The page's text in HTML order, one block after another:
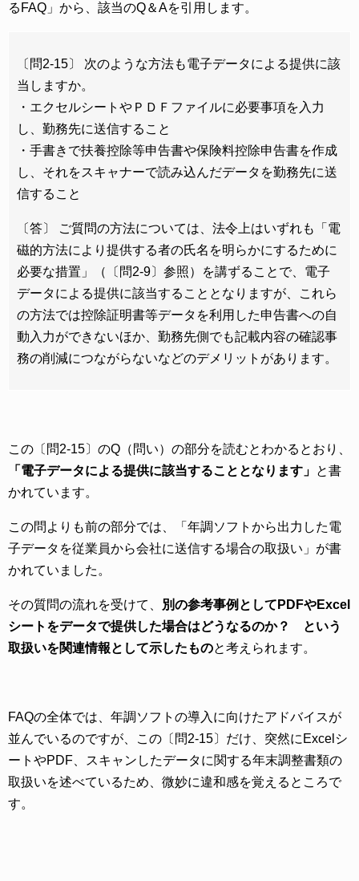
るFAQ」から、該当のQ＆Aを引用します。
〔問2-15〕 次のような方法も電子データによる提供に該
当しますか。
・エクセルシートやＰＤＦファイルに必要事項を入力
し、勤務先に送信すること
・手書きで扶養控除等申告書や保険料控除申告書を作成
し、それをスキャナーで読み込んだデータを勤務先に送
信すること
〔答〕 ご質問の方法については、法令上はいずれも「電
磁的方法により提供する者の氏名を明らかにするために
必要な措置」（〔問2-9〕参照）を講ずることで、電子
データによる提供に該当することとなりますが、これら
の方法では控除証明書等データを利用した申告書への自
動入力ができないほか、勤務先側でも記載内容の確認事
務の削減につながらないなどのデメリットがあります。
この〔問2-15〕のQ（問い）の部分を読むとわかるとおり、
「電子データによる提供に該当することとなります」 と書
かれています。
この問よりも前の部分では、「年調ソフトから出力した電
子データを従業員から会社に送信する場合の取扱い」が書
かれていました。
その質問の流れを受けて、
別の参考事例としてPDFやExcel
シートをデータで提供した場合はどうなるのか？ という
取扱いを関連情報として示したものと考えられます。
FAQの全体では、年調ソフトの導入に向けたアドバイスが
並んでいるのですが、この〔問2-15〕だけ、突然にExcelシ
ートやPDF、スキャンしたデータに関する年末調整書類の
取扱いを述べているため、微妙に違和感を覚えるところで
す。